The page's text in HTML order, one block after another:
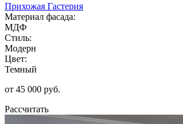
Прихожая Гастерия
Материал фасада:
МДФ
Стиль:
Модерн
Цвет:
Темный
от 45 000 руб.
Рассчитать